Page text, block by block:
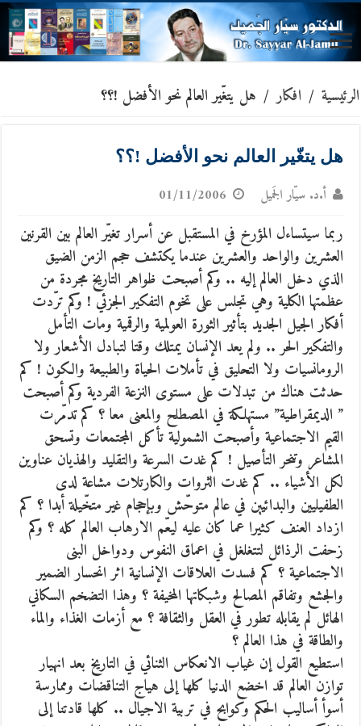
الرئيسية / افكار / هل يتغّير العالم نحو الأفضل !؟؟
هل يتغّير العالم نحو الأفضل !؟؟
أ.د. سيّار الجَميل 01/11/2006
ربما سيتساءل المؤرخ في المستقبل عن أسرار تغيّر العالم بين القرنين
العشرين والواحد والعشرين عندما يكتشف حجم الزمن الضيق
الذي دخل العالم إليه .. وكم أصبحت ظواهر التاريخ مجردة من
عظمتها الكلية وهي تجلس على تخوم التفكير الجزئي ! وكم ترّدت
أفكار الجيل الجديد بتأثير الثورة العولمية والرقمية ومات التأمل
والتفكير الحر .. ولم يعد الإنسان يمتلك وقتا لتبادل الأشعار ولا
الرومانسيات ولا التحليق في تأملات الحياة والطبيعة والكون ! كم
حدثت هناك من تبدلات على مستوى النزعة الفردية وكم أصبحت
” الديمقراطية” مستهلكة في المصطلح والمعنى معا ؟ كم تدمّرت
القيم الاجتماعية وأصبحت الشمولية تأكل المجتمعات وتسحق
المشاعر وتنحر التأصيل ! كم غدت السرعة والتقليد والهذيان عناوين
لكل الأشياء .. كم غدت الثروات والكارتلات مشاعة لدى
الطفيليين والبدائيين في عالم متوحّش وبإحجام غير متخّيلة أبدا ؟ كم
ازداد العنف كثيرا عما كان عليه ليعّم الارهاب العالم كله ؟ وكم
زحفت الرذائل لتتغلغل في اعماق النفوس ودواخل البنى
الاجتماعية ؟ كم فسدت العلاقات الإنسانية اثر انحسار الضمير
والجشع وتفاقم المصالح وشبكاتها المخيفة ؟ وهذا التضخم السكاني
الهائل لم يقابله تطور في العقل والثقافة ؟ مع أزمات الغذاء والماء
والطاقة في هذا العالم ؟
استطيع القول إن غياب الانعكاس الثنائي في التاريخ بعد انهيار
توازن العالم قد اخضع الدنيا كلها إلى هياج التناقضات وممارسة
أسوأ أساليب الحكم وكوابح في تربية الاجيال .. كلها قادتنا إلى